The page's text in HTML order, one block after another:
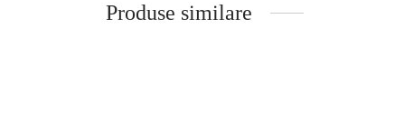
Produse similare